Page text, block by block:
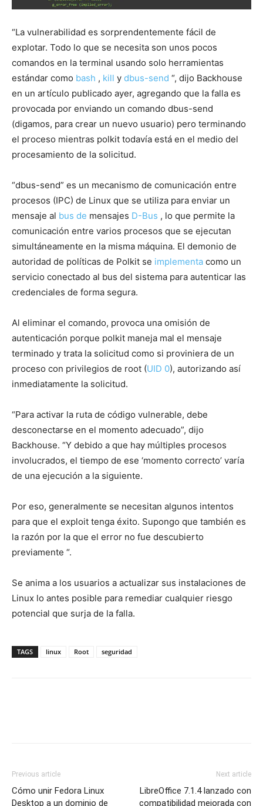
“La vulnerabilidad es sorprendentemente fácil de
explotar. Todo lo que se necesita son unos pocos
comandos en la terminal usando solo herramientas
estándar como bash , kill y dbus-send “, dijo Backhouse
en un artículo publicado ayer, agregando que la falla es
provocada por enviando un comando dbus-send
(digamos, para crear un nuevo usuario) pero terminando
el proceso mientras polkit todavía está en el medio del
procesamiento de la solicitud.
“dbus-send” es un mecanismo de comunicación entre
procesos (IPC) de Linux que se utiliza para enviar un
mensaje al bus de mensajes D-Bus , lo que permite la
comunicación entre varios procesos que se ejecutan
simultáneamente en la misma máquina. El demonio de
autoridad de políticas de Polkit se implementa como un
servicio conectado al bus del sistema para autenticar las
credenciales de forma segura.
Al eliminar el comando, provoca una omisión de
autenticación porque polkit maneja mal el mensaje
terminado y trata la solicitud como si proviniera de un
proceso con privilegios de root (UID 0), autorizando así
inmediatamente la solicitud.
“Para activar la ruta de código vulnerable, debe
desconectarse en el momento adecuado”, dijo
Backhouse. “Y debido a que hay múltiples procesos
involucrados, el tiempo de ese ‘momento correcto’ varía
de una ejecución a la siguiente.
Por eso, generalmente se necesitan algunos intentos
para que el exploit tenga éxito. Supongo que también es
la razón por la que el error no fue descubierto
previamente “.
Se anima a los usuarios a actualizar sus instalaciones de
Linux lo antes posible para remediar cualquier riesgo
potencial que surja de la falla.
TAGS linux Root seguridad
Previous article
Cómo unir Fedora Linux
Desktop a un dominio de
Next article
LibreOffice 7.1.4 lanzado con
compatibilidad mejorada con